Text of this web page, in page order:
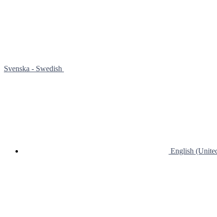
Svenska - Swedish
English